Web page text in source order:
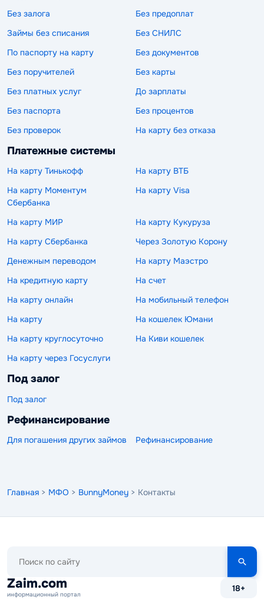
Без залога
Без предоплат
Займы без списания
Без СНИЛС
По паспорту на карту
Без документов
Без поручителей
Без карты
Без платных услуг
До зарплаты
Без паспорта
Без процентов
Без проверок
На карту без отказа
Платежные системы
На карту Тинькофф
На карту ВТБ
На карту Моментум
Сбербанка
На карту Visa
На карту МИР
На карту Кукуруза
На карту Сбербанка
Через Золотую Корону
Денежным переводом
На карту Маэстро
На кредитную карту
На счет
На карту онлайн
На мобильный телефон
На карту
На кошелек Юмани
На карту круглосуточно
На Киви кошелек
На карту через Госуслуги
Под залог
Под залог
Рефинансирование
Для погашения других займов Рефинансирование
Главная > МФО > BunnyMoney > Контакты
сайту
Zaim.com
информационный портал
18+